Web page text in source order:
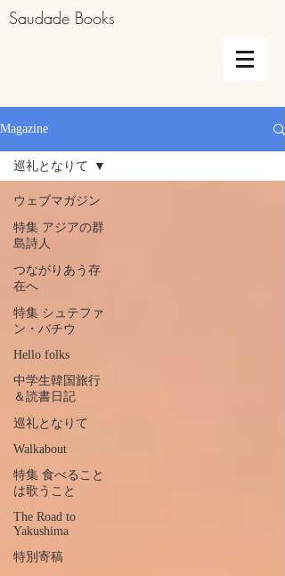
Saudade Books
Magazine
ウェブマガジン
特集 アジアの群
島詩人
つながりあう存
在へ
特集 シュテファ
ン・バチウ
Hello folks
中学生韓国旅行
＆読書日記
巡礼となりて
Walkabout
特集 食べること
は歌うこと
The Road to
Yakushima
特別寄稿
巡礼となりて